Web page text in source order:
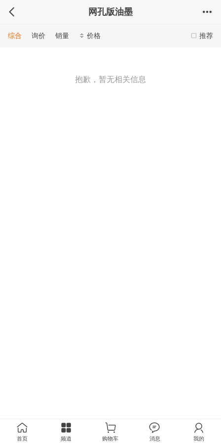
网孔版油墨
推荐
综合 询价 销量 价格
抱歉，暂无相关信息
首页 频道 购物车 消息 我的